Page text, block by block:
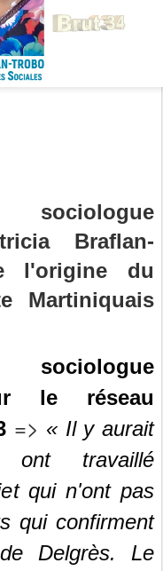
Braflan-
l'origine du
Martiniquais
le réseau
=> « Il y aurait
travaillé
qui n'ont pas
qui confirment
Delgrès. Le